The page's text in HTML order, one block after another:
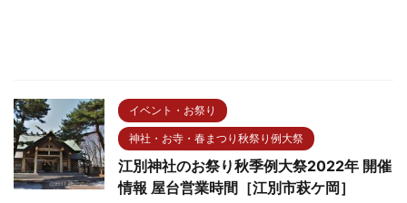
イベント・お祭り
神社・お寺・春まつり秋祭り例大祭
江別神社のお祭り秋季例大祭2022年 開催
情報 屋台営業時間［江別市萩ケ岡］